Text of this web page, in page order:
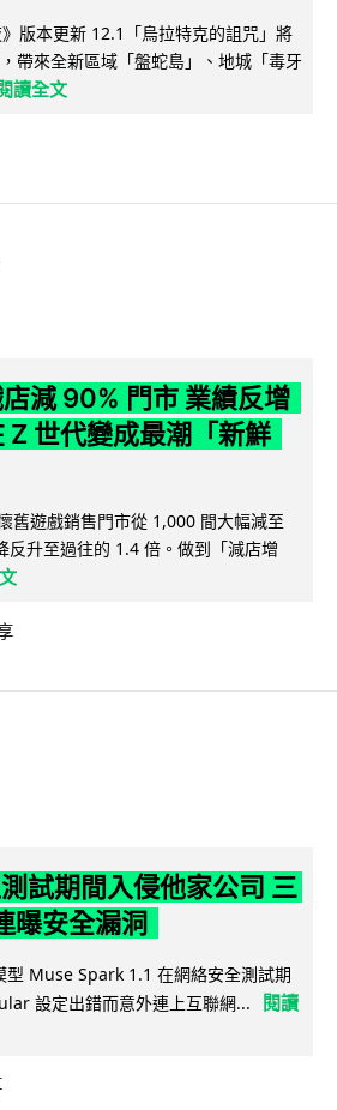
》版本更新 12.1「烏拉特克的詛咒」將
帶來全新區域「盤蛇島」、地城「毒牙
閱讀全文
減 90% 門市 業績反增
Z 世代變成最潮「新鮮
舊遊戲銷售門市從 1,000 間大幅減至
反升至過往的 1.4 倍。做到「減店增
試期間入侵他家公司 三
曝安全漏洞
Muse Spark 1.1 在網絡安全測試期
設定出錯而意外連上互聯網...
閱讀